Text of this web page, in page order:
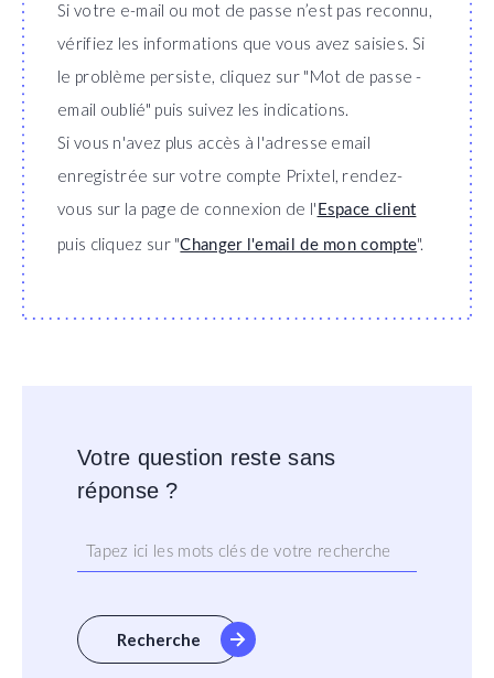
Si votre e-mail ou mot de passe n’est pas reconnu,
vérifiez les informations que vous avez saisies. Si
le problème persiste, cliquez sur "Mot de passe -
email oublié" puis suivez les indications.
Si vous n'avez plus accès à l'adresse email
enregistrée sur votre compte Prixtel, rendez-
vous sur la page de connexion de l' Espace client
puis cliquez sur "Changer l'email de mon compte".
Votre question reste sans
réponse ?
Recherche